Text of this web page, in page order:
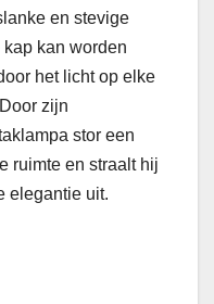
en stevige
kan worden
het licht op elke
zijn
stor een
ruimte en straalt hij
elegantie uit.